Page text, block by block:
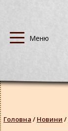
Головна / Новини /